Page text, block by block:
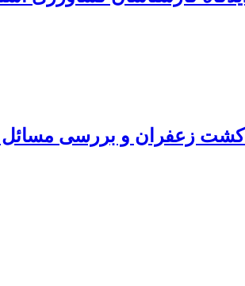
زعفران و بررسی